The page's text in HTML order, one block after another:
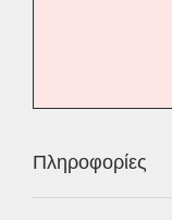
Πληροφορίες